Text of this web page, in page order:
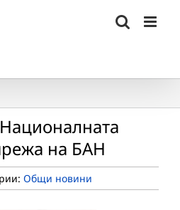
на БАН
Общи новини